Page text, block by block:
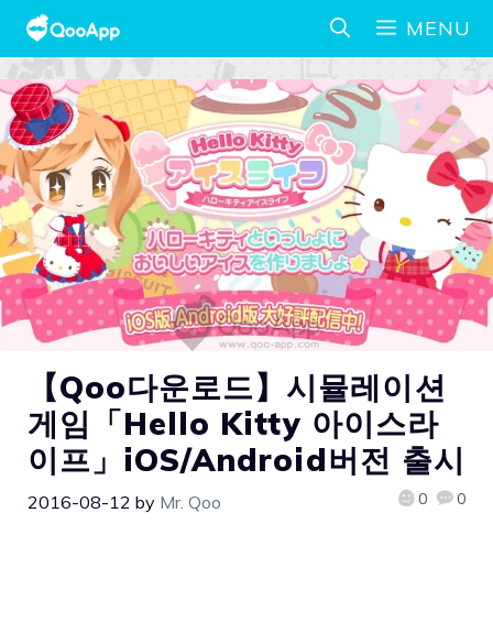
MENU
【Qoo다운로드】시뮬레이션
게임「Hello Kitty 아이스라
이프」iOS/Android버전 출시
2016-08-12 by Mr. Qoo 0 0